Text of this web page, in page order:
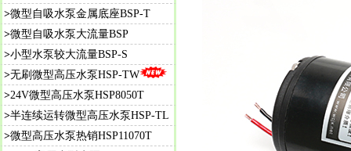
>微型自吸水泵金属底座BSP-T
>微型自吸水泵大流量BSP
>小型水泵较大流量BSP-S
>无刷微型高压水泵HSP-TW
>24V微型高压水泵HSP8050T
>半连续运转微型高压水泵HSP-TL
>微型高压水泵热销HSP11070T